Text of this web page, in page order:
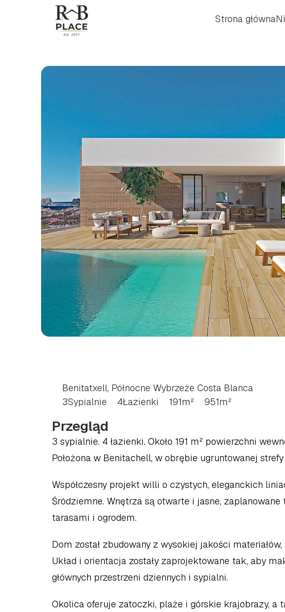
Strona główna
Benitatxell, Północne Wybrzeże Costa Blanca
3Sypialnie 4Łazienki 191m² 951m²
Przegląd
3 sypialnie. 4 łazienki. Około 191 m² powierzchni
Położona w Benitachell, w obrębie ugruntowanej
Współczesny projekt willi o czystych, eleganckich
Śródziemne. Wnętrza są otwarte i jasne,
tarasami i ogrodem.
Dom został zbudowany z wysokiej jakości
Układ i orientacja zostały zaprojektowane tak, aby
głównych przestrzeni dziennych i sypialni.
Okolica oferuje zatoczki, plaże i górskie krajobrazy, a